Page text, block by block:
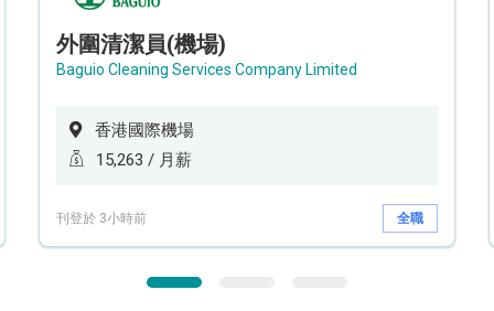
外圍清潔員(機場)
Baguio Cleaning Services Company Limited
香港國際機場
15,263 / 月薪
刊登於 3小時前 全職